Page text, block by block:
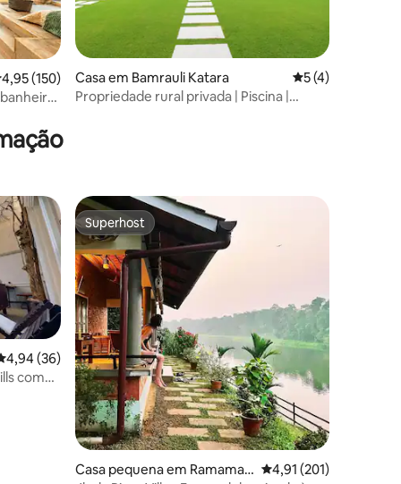
média de 4,95 em 5 estrelas, 150avaliações
4,95 (150)
|
Casa em Bamrauli Katara Classificação
5 (4)
Propriedade rural privada | Piscina |
média de 4,94 em 5 estrelas, 36avaliações
4,94 (36)
com
Superhost
Superhost
Casa pequena em Ramaman Classificação média
4,91 (201)